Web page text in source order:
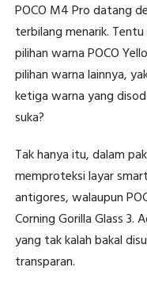
POCO M4 Pro datang
terbilang menarik.
pilihan warna POCO
pilihan warna lainnya,
ketiga warna yang
suka?
Tak hanya itu, dalam
memproteksi layar
antigores, walaupun
Corning Gorilla Glass 3.
yang tak kalah bakal
transparan.